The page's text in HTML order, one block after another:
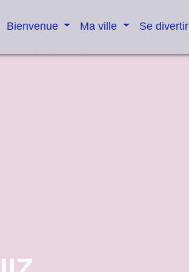
Bienvenue Ma ville Se divertir